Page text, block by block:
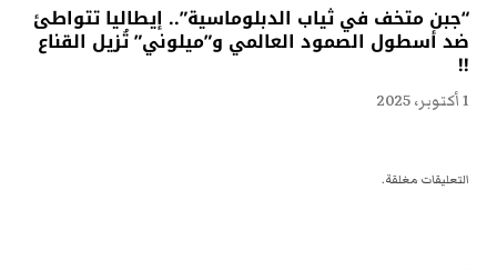
“جبن متخف في ثياب الدبلوماسية”.. إيطاليا تتواطئ
ضد أسطول الصمود العالمي و”ميلوني” تُزيل القناع
!!
1 أكتوبر، 2025
التعليقات مغلقة.